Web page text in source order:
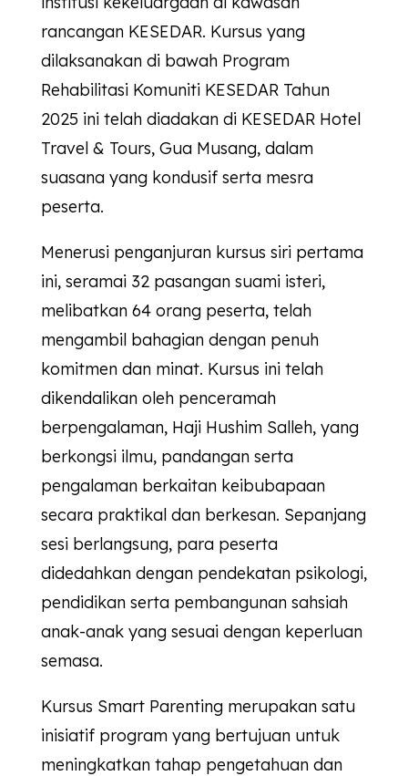
rancangan KESEDAR. Kursus yang
dilaksanakan di bawah Program
Rehabilitasi Komuniti KESEDARTahun
2025 ini telah diadakan di KESEDARHotel
Travel & Tours, Gua Musang, dalam
suasana yang kondusif serta mesra
peserta.
Menerusi penganjuran kursus siri pertama
ini, seramai 32 pasangan suami isteri,
melibatkan 64 orang peserta, telah
mengambil bahagian dengan penuh
komitmen dan minat. Kursus ini telah
dikendalikan oleh penceramah
berpengalaman, Haji Hushim Salleh, yang
berkongsi ilmu, pandangan serta
pengalaman berkaitan keibubapaan
secara praktikal dan berkesan. Sepanjang
sesi berlangsung, para peserta
didedahkan dengan pendekatan psikologi,
pendidikan serta pembangunan sahsiah
anak-anak yang sesuai dengan keperluan
semasa.
Kursus Smart Parenting merupakan satu
inisiatif program yang bertujuan untuk
meningkatkan tahap pengetahuan dan